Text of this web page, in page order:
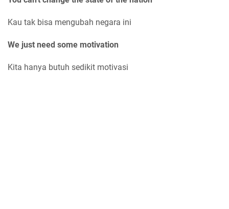
Kau tak bisa mengubah negara ini
We just need some motivation
Kita hanya butuh sedikit motivasi